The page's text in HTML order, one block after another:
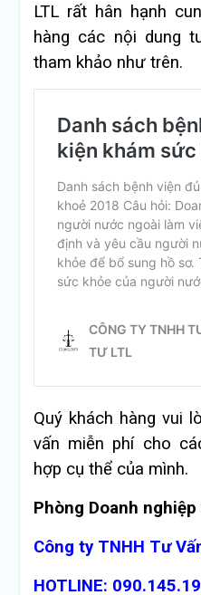
LTL rất hân hạnh
hàng các nội dung
tham khảo như trên.
Quý khách hàng vui
vấn miễn phí cho
hợp cụ thể của mình.
Phòng Doanh
Công ty TNHH Tư
HOTLINE: